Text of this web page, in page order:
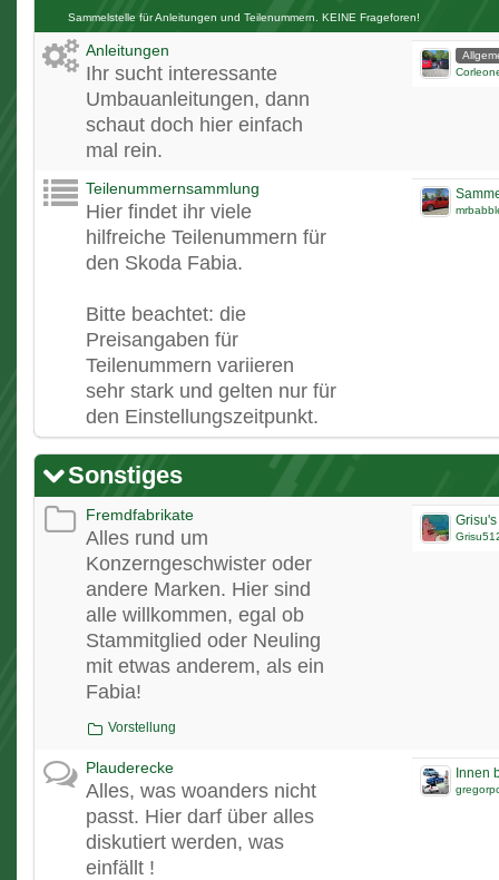
Sammelstelle für Anleitungen und Teilenummern. KEINE Frageforen!
Anleitungen
Ihr sucht interessante
Umbauanleitungen, dann
schaut doch hier einfach
mal rein.
Teilenummernsammlung
Hier findet ihr viele
hilfreiche Teilenummern für
den Skoda Fabia.
Bitte beachtet: die
Preisangaben für
Teilenummern variieren
sehr stark und gelten nur für
den Einstellungszeitpunkt.
Sonstiges
Fremdfabrikate
Alles rund um
Konzerngeschwister oder
andere Marken. Hier sind
alle willkommen, egal ob
Stammitglied oder Neuling
mit etwas anderem, als ein
Fabia!
Vorstellung
Plauderecke
Alles, was woanders nicht
passt. Hier darf über alles
diskutiert werden, was
einfällt !
Innen